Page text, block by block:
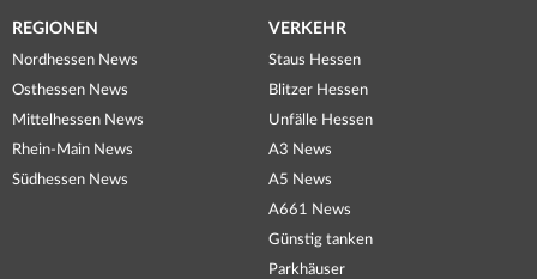
REGIONEN
Nordhessen News
Osthessen News
Mittelhessen News
Rhein-Main News
Südhessen News
VERKEHR
Staus Hessen
Blitzer Hessen
Unfälle Hessen
A3 News
A5 News
A661 News
Günstig tanken
Parkhäuser